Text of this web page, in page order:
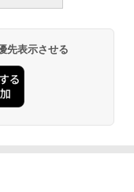
先表示させる